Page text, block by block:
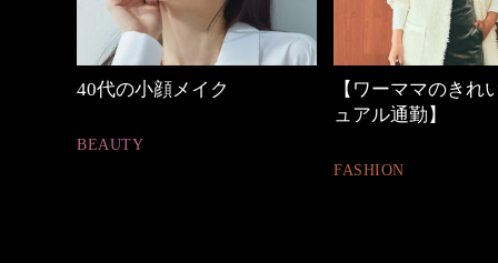
【ワーママのきれいめカジ
心地よくいられる
とは
FASHION